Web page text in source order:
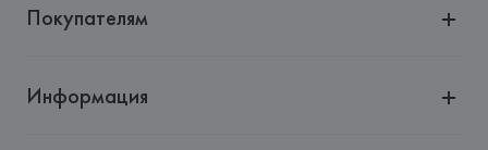
Покупателям
Информация